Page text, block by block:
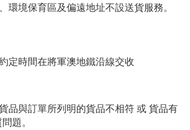
環境保育區及偏遠地址不設送貨服務。
定時間在將軍澳地鐵沿線交收
品與訂單所列明的貨品不相符 或 貨品有
題。